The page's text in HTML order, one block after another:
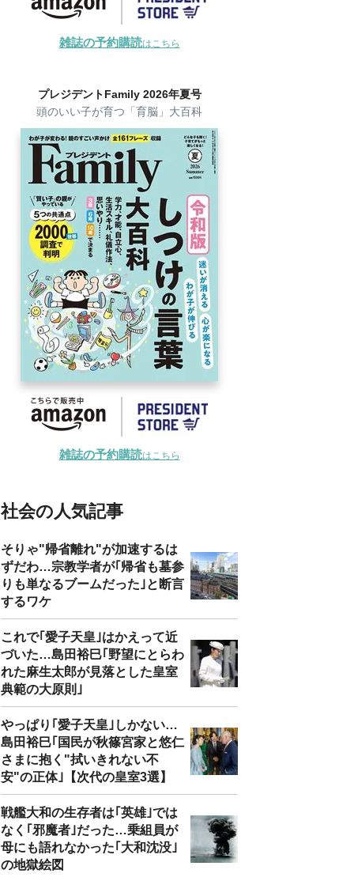
雑誌の予約購読はこちら
プレジデントFamily 2026年夏号
頭のいい子が育つ「育脳」大百科
雑誌の予約購読はこちら
社会の人気記事
そりゃ"帰省離れ"が加速するは
ずだわ…宗教学者が｢帰省も墓参
りも単なるブームだった｣と断言
するワケ
これで｢愛子天皇｣はかえって近
づいた…島田裕巳｢野望にとらわ
れた麻生太郎が見落とした皇室
典範の大原則｣
やっぱり｢愛子天皇｣しかない…
島田裕巳｢国民が秋篠宮家と悠仁
さまに抱く"拭いきれない不
安"の正体｣【次代の皇室3選】
戦艦大和の生存者は｢英雄｣では
なく｢邪魔者｣だった…乗組員が
母にも語れなかった｢大和沈没｣
の地獄絵図